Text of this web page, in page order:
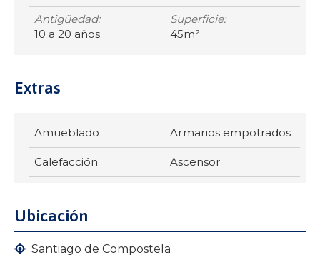
Antigüedad:
10 a 20 años
Superficie:
45m²
Extras
Amueblado Armarios empotrados
Calefacción Ascensor
Ubicación
Santiago de Compostela